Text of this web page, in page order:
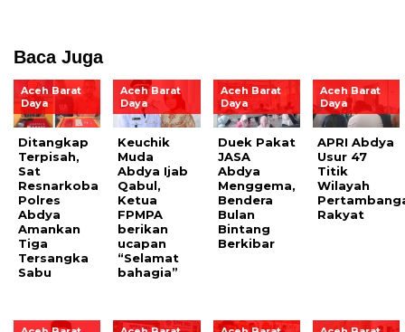
Baca Juga
Aceh Barat
Daya
Ditangkap
Terpisah,
Sat
Resnarkoba
Polres
Abdya
Amankan
Tiga
Tersangka
Sabu
Aceh Barat
Daya
Keuchik
Muda
Abdya Ijab
Qabul,
Ketua
FPMPA
berikan
ucapan
“Selamat
bahagia”
Aceh Barat
Daya
Duek Pakat
JASA
Abdya
Menggema,
Bendera
Bulan
Bintang
Berkibar
Aceh Barat
Daya
APRI Abdya
Usur 47
Titik
Wilayah
Rakyat